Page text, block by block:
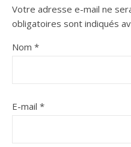
Votre adresse e-mail ne
obligatoires sont indiqués
Nom *
E-mail *